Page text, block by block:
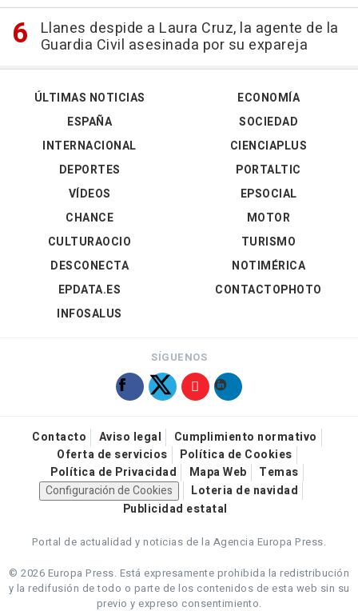
Llanes despide a Laura Cruz, la agente de la
Guardia Civil asesinada por su expareja
ÚLTIMAS NOTICIAS
ESPAÑA
INTERNACIONAL
DEPORTES
VÍDEOS
ECONOMÍA
SOCIEDAD
CIENCIAPLUS
PORTALTIC
EPSOCIAL
CHANCE
CULTURAOCIO
DESCONECTA
EPDATA.ES
INFOSALUS
MOTOR
TURISMO
NOTIMÉRICA
CONTACTOPHOTO
SÍGUENOS
Contacto Aviso legal
Cumplimiento normativo
Oferta de servicios
Política de Cookies
Política de Privacidad
Mapa Web
Temas
Configuración de Cookies
Loteria de navidad
Publicidad estatal
Portal de actualidad y noticias de la Agencia Europa Press.
© 2026 Europa Press. Está expresamente prohibida la redistribución
y la redifusión de todo o parte de los contenidos de esta web sin su
previo y expreso consentimiento.